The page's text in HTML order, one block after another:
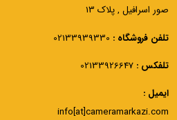
صور اسرافیل , پلاک 13
تلفن فروشگاه :
تلفکس : 02133926647
ایمیل :
info[at]cameramarkazi.com